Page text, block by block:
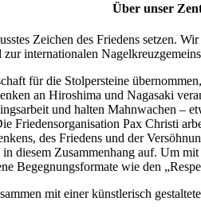
Über unser
Zeichen des Friedens setzen.
internationalen
für die Stolpersteine
an Hiroshima und Nagasaki
und halten Mahnwachen –
Friedensorganisation Pax Christi
des Friedens und der
diesem Zusammenhang auf. Um
Begegnungsformate wie den
mit einer künstlerisch